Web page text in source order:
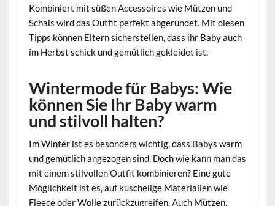
Kombiniert mit süßen Accessoires wie Mützen und
Schals wird das Outfit perfekt abgerundet. Mit diesen
Tipps können Eltern sicherstellen, dass ihr Baby auch
im Herbst schick und gemütlich gekleidet ist.
Wintermode für Babys: Wie
können Sie Ihr Baby warm
und stilvoll halten?
Im Winter ist es besonders wichtig, dass Babys warm
und gemütlich angezogen sind. Doch wie kann man das
mit einem stilvollen Outfit kombinieren? Eine gute
Möglichkeit ist es, auf kuschelige Materialien wie
Fleece oder Wolle zurückzugreifen. Auch Mützen,